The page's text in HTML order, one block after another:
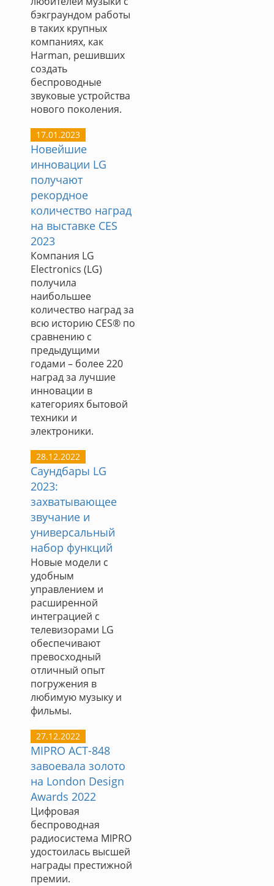
бэкграундом работы
в таких крупных
компаниях, как
Harman, решивших
создать
беспроводные
звуковые устройства
нового поколения.
17.01.2023
Новейшие
инновации LG
получают
рекордное
количество наград
на выставке CES
2023
Компания LG
Electronics (LG)
получила
наибольшее
количество наград за
всю историю CES® по
сравнению с
предыдущими
годами – более 220
наград за лучшие
инновации в
категориях бытовой
техники и
электроники.
28.12.2022
Саундбары LG
2023:
захватывающее
звучание и
универсальный
набор функций
Новые модели с
удобным
управлением и
расширенной
интеграцией с
телевизорами LG
обеспечивают
превосходный
отличный опыт
погружения в
любимую музыку и
фильмы.
27.12.2022
MIPRO ACT-848
завоевала золото
на London Design
Awards 2022
Цифровая
беспроводная
радиосистема MIPRO
удостоилась высшей
награды престижной
премии.